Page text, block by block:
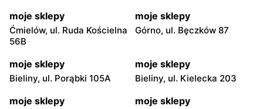
moje sklepy
Ćmielów, ul. Ruda Kościelna
56B
moje sklepy
Górno, ul. Bęczków 87
moje sklepy
Bieliny, ul. Porąbki 105A
moje sklepy
Bieliny, ul. Kielecka 203
moje sklepy moje sklepy